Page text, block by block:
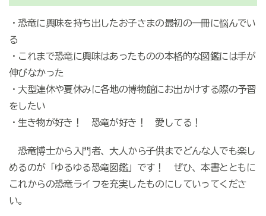
・恐竜に興味を持ち出したお子さまの最初の一冊に悩んでい
る
・これまで恐竜に興味はあったものの本格的な図鑑には手が
伸びなかった
・大型連休や夏休みに各地の博物館にお出かけする際の予習
をしたい
・生き物が好き！ 恐竜が好き！ 愛してる！
恐竜博士から入門者、大人から子供までどんな人でも楽し
めるのが「ゆるゆる恐竜図鑑」です！ ぜひ、本書とともに
これからの恐竜ライフを充実したものにしていってくださ
い。